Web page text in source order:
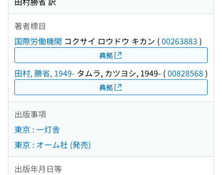
著者標目
国際労働機関 コクサイ ロウドウ キカン (00263883 )
典拠
田村, 勝省, 1949- タムラ, カツヨシ, 1949- (00828568 )
典拠
出版事項
東京 : 一灯舎
東京 : オーム社 (発売)
出版年月日等